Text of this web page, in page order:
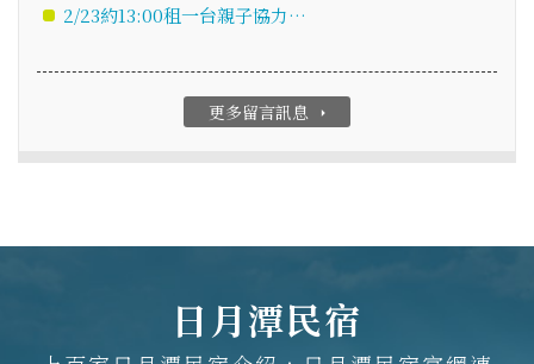
2/23約13:00租一台親子協力…
更多留言訊息 arrow_right
日月潭民宿